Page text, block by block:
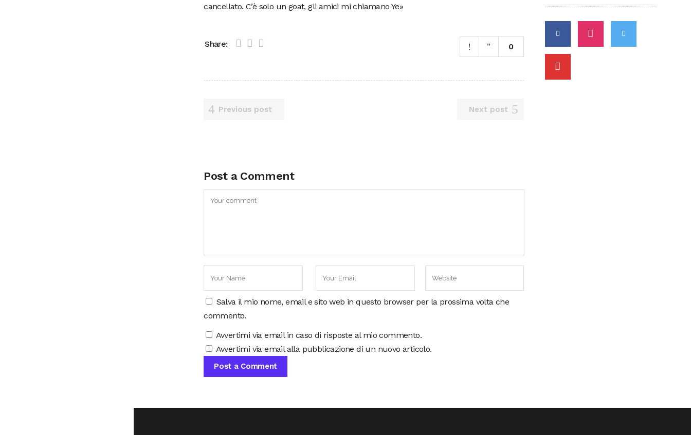
cancellato. C’è solo un goat, gli amici mi chiamano Ye»
Share: 0
Previous post Next post
Post a Comment
Salva il mio nome, email e sito web in questo browser per la prossima volta che
commento.
Avvertimi via email in caso di risposte al mio commento.
Avvertimi via email alla pubblicazione di un nuovo articolo.